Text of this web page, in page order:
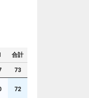
合計
73
72